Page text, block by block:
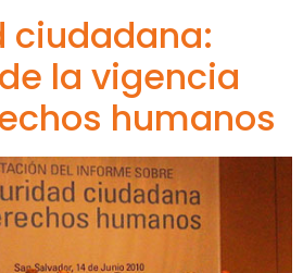
ciudadana:
la vigencia
humanos